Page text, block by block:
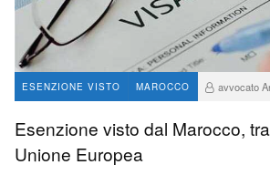
ESENZIONE VISTO MAROCCO avvocato
Esenzione visto dal Marocco,
Unione Europea